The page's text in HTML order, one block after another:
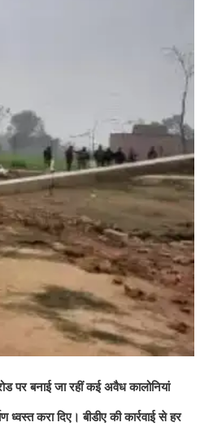
पर बनाई जा रहीं कई अवैध कालोनियां
ध्‍वस्‍त करा दिए। बीडीए की कार्रवाई से हर